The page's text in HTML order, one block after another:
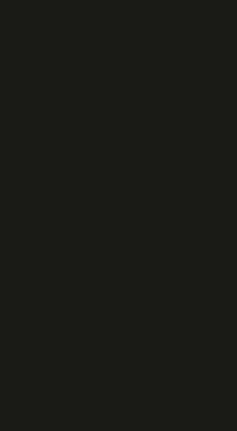
no Estádio Nilton
no Campeonato
fazer jus ao posto que ele
Acho que é um
Brasileiro vai jogar três
jogos no Rio. Teremos
vida em cima de